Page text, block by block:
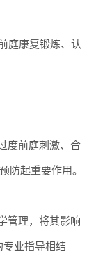
庭康复锻炼、 认
度前庭刺激、合
防起重要作用。
管理，将其影响
专业指导相结